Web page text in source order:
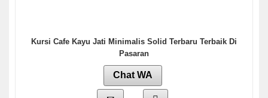
Kursi Cafe Kayu Jati Minimalis Solid Terbaru Terbaik Di
Pasaran
Chat WA